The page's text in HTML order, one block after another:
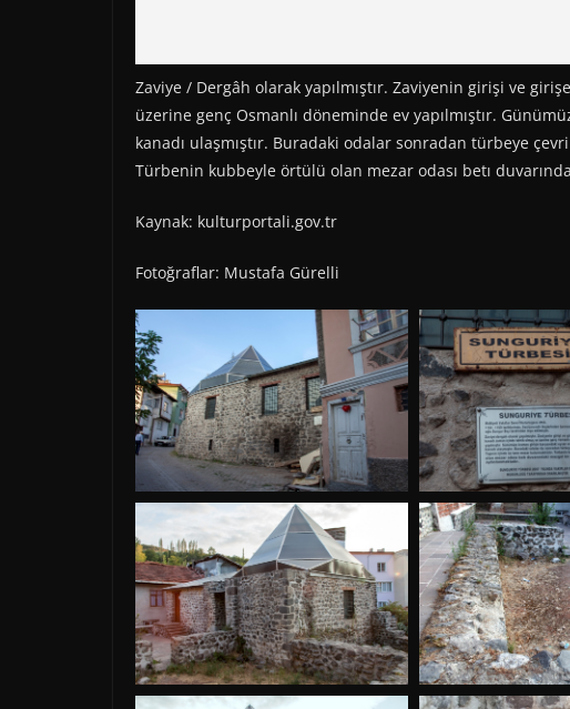
Zaviye / Dergâh olarak yapılmıştır. Zaviyenin girişi ve
üzerine genç Osmanlı döneminde ev yapılmıştır.
kanadı ulaşmıştır. Buradaki odalar sonradan türbeye
Türbenin kubbeyle örtülü olan mezar odası betı
Kaynak: kulturportali.gov.tr
Fotoğraflar: Mustafa Gürelli